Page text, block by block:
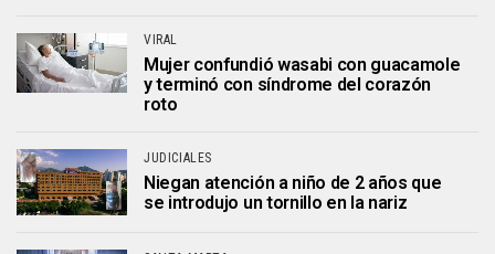
VIRAL
Mujer confundió wasabi con guacamole
y terminó con síndrome del corazón
roto
JUDICIALES
Niegan atención a niño de 2 años que
se introdujo un tornillo en la nariz